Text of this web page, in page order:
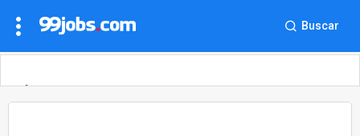
Buscar
Últimas notícias do 99jobs.com,